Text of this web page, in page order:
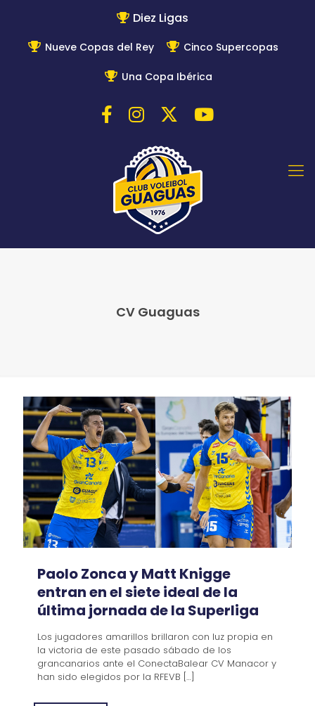
Diez Ligas
Nueve Copas del Rey Cinco Supercopas
Una Copa Ibérica
CV Guaguas
Paolo Zonca y Matt Knigge
entran en el siete ideal de la
última jornada de la Superliga
Los jugadores amarillos brillaron con luz propia en
la victoria de este pasado sábado de los
grancanarios ante el ConectaBalear CV Manacor y
han sido elegidos por la RFEVB […]